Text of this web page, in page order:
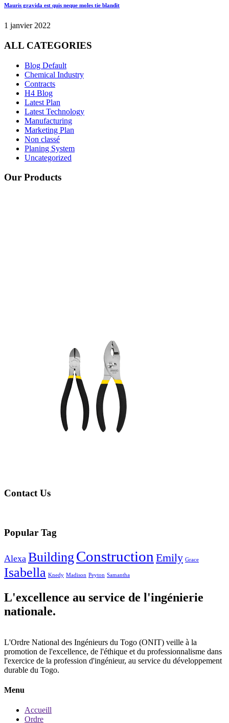
Mauris gravida est quis neque moles tie blandit
1 janvier 2022
ALL CATEGORIES
Blog Default
Chemical Industry
Contracts
H4 Blog
Latest Plan
Latest Technology
Manufacturing
Marketing Plan
Non classé
Planing System
Uncategorized
Our Products
Contact Us
Popular Tag
Alexa Building Construction Emily Grace
Isabella Knedy Madison Peyton Samantha
L'excellence au service de l'ingénierie
nationale.
L'Ordre National des Ingénieurs du Togo (ONIT) veille à la
promotion de l'excellence, de l'éthique et du professionnalisme dans
l'exercice de la profession d'ingénieur, au service du développement
durable du Togo.
Menu
Accueill
Ordre